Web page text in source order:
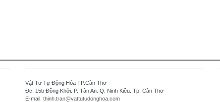
Vật Tư Tự Động Hóa TP.Cần Thơ
Đc: 15b Đồng Khởi. P. Tân An. Q. Ninh Kiều. Tp. Cần Thơ
E-mail: thinh.tran@vattutudonghoa.com